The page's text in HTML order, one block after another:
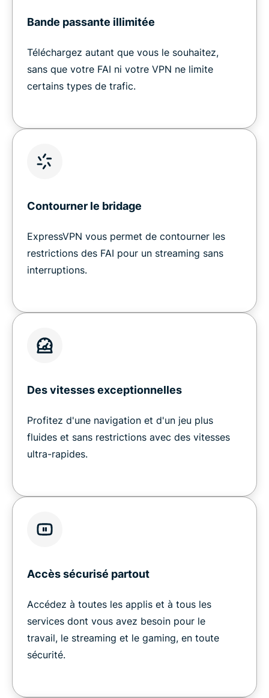
Bande passante illimitée
Téléchargez autant que vous le souhaitez,
sans que votre FAI ni votre VPN ne limite
certains types de trafic.
Contourner le bridage
ExpressVPN vous permet de contourner les
restrictions des FAI pour un streaming sans
interruptions.
Des vitesses exceptionnelles
Profitez d'une navigation et d'un jeu plus
fluides et sans restrictions avec des vitesses
ultra-rapides.
Accès sécurisé partout
Accédez à toutes les applis et à tous les
services dont vous avez besoin pour le
travail, le streaming et le gaming, en toute
sécurité.